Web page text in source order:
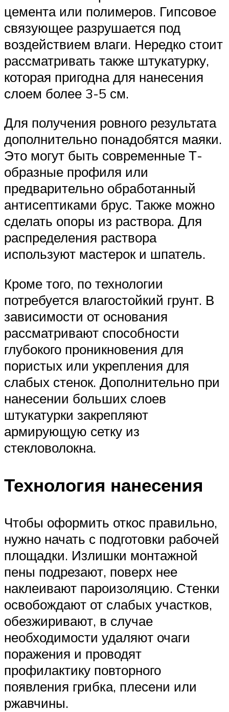
цемента или полимеров. Гипсовое
связующее разрушается под
воздействием влаги. Нередко стоит
рассматривать также штукатурку,
которая пригодна для нанесения
слоем более 3-5 см.
Для получения ровного результата
дополнительно понадобятся маяки.
Это могут быть современные Т-
образные профиля или
предварительно обработанный
антисептиками брус. Также можно
сделать опоры из раствора. Для
распределения раствора
используют мастерок и шпатель.
Кроме того, по технологии
потребуется влагостойкий грунт. В
зависимости от основания
рассматривают способности
глубокого проникновения для
пористых или укрепления для
слабых стенок. Дополнительно при
нанесении больших слоев
штукатурки закрепляют
армирующую сетку из
стекловолокна.
Технология нанесения
Чтобы оформить откос правильно,
нужно начать с подготовки рабочей
площадки. Излишки монтажной
пены подрезают, поверх нее
наклеивают пароизоляцию. Стенки
освобождают от слабых участков,
обезжиривают, в случае
необходимости удаляют очаги
поражения и проводят
профилактику повторного
появления грибка, плесени или
ржавчины.